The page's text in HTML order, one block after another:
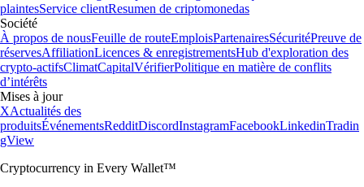
plaintesService clientResumen de criptomonedas
Société
À propos de nousFeuille de routeEmploisPartenairesSécuritéPreuve de
réservesAffiliationLicences & enregistrementsHub d'exploration des
crypto-actifsClimatCapitalVérifierPolitique en matière de conflits
d’intérêts
Mises à jour
XActualités des
produitsÉvénementsRedditDiscordInstagramFacebookLinkedinTradin
gView
Cryptocurrency in Every Wallet™